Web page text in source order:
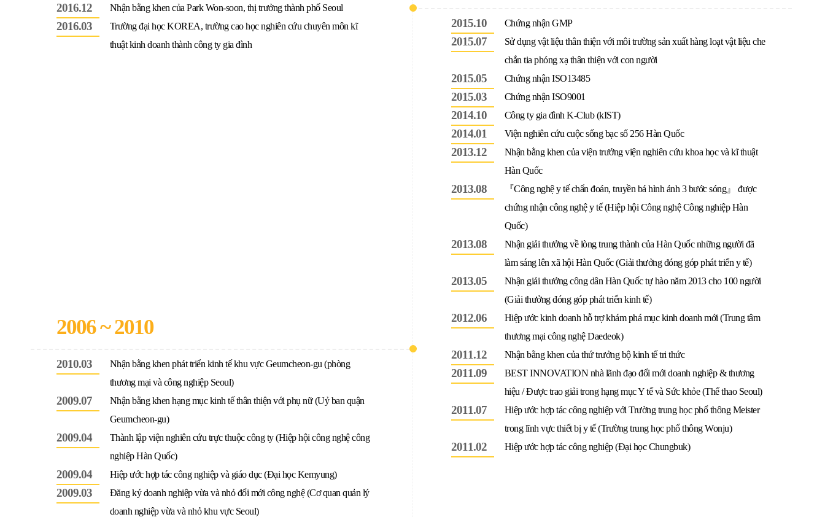
2016.12 Nhận bằng khen của Park Won-soon, thị trưởng thành phố Seoul
2016.03
Trường đại học KOREA, trường cao học nghiên cứu chuyên môn kĩ
thuật kinh doanh thành công ty gia đình
2015.10 Chứng nhận GMP
2015.07
Sử dụng vật liệu thân thiện với môi trường sản xuất hàng loạt vật liệu che
chắn tia phóng xạ thân thiện với con người
2015.05 Chứng nhận ISO13485
2015.03 Chứng nhận ISO9001
2014.10 Công ty gia đình K-Club (kIST)
2014.01 Viện nghiên cứu cuộc sống bạc số 256 Hàn Quốc
2013.12
Nhận bằng khen của viện trưởng viện nghiên cứu khoa học và kĩ thuật
Hàn Quốc
2013.08
『Công nghệ y tế chẩn đoán, truyền bá hình ảnh 3 bước sóng』 được
chứng nhận công nghệ y tế (Hiệp hội Công nghệ Công nghiệp Hàn
Quốc)
2013.08
Nhận giải thưởng về lòng trung thành của Hàn Quốc những người đã
làm sáng lên xã hội Hàn Quốc (Giải thưởng đóng góp phát triển y tế)
2013.05
Nhận giải thưởng công dân Hàn Quốc tự hào năm 2013 cho 100 người
(Giải thưởng đóng góp phát triển kinh tế)
2012.06
Hiệp ước kinh doanh hỗ trợ khám phá mục kinh doanh mới (Trung tâm
thương mại công nghệ Daedeok)
2011.12 Nhận bằng khen của thứ trưởng bộ kinh tế tri thức
2011.09
BEST INNOVATION nhà lãnh đạo đổi mới doanh nghiệp & thương
hiệu / Được trao giải trong hạng mục Y tế và Sức khỏe (Thể thao Seoul)
2011.07
Hiệp ước hợp tác công nghiệp với Trường trung học phổ thông Meister
trong lĩnh vực thiết bị y tế (Trường trung học phổ thông Wonju)
2011.02 Hiệp ước hợp tác công nghiệp (Đại học Chungbuk)
2006 ~ 2010
2010.03
Nhận bằng khen phát triển kinh tế khu vực Geumcheon-gu (phòng
thương mại và công nghiệp Seoul)
2009.07
Nhận bằng khen hạng mục kinh tế thân thiện với phụ nữ (Uỷ ban quận
Geumcheon-gu)
2009.04
Thành lập viện nghiên cứu trực thuộc công ty (Hiệp hội công nghệ công
nghiệp Hàn Quốc)
2009.04 Hiệp ước hợp tác công nghiệp và giáo dục (Đại học Kemyung)
2009.03
Đăng ký doanh nghiệp vừa và nhỏ đổi mới công nghệ (Cơ quan quản lý
doanh nghiệp vừa và nhỏ khu vực Seoul)